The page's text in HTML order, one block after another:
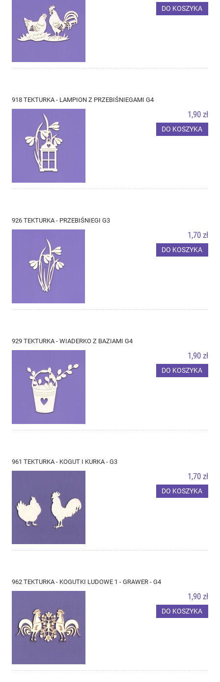
DO KOSZYKA
918 TEKTURKA - LAMPION Z PRZEBIŚNIEGAMI G4
1,90 zł
DO KOSZYKA
926 TEKTURKA - PRZEBIŚNIEGI G3
1,70 zł
DO KOSZYKA
929 TEKTURKA - WIADERKO Z BAZIAMI G4
1,90 zł
DO KOSZYKA
961 TEKTURKA - KOGUT I KURKA - G3
1,70 zł
DO KOSZYKA
962 TEKTURKA - KOGUTKI LUDOWE 1 - GRAWER - G4
1,90 zł
DO KOSZYKA